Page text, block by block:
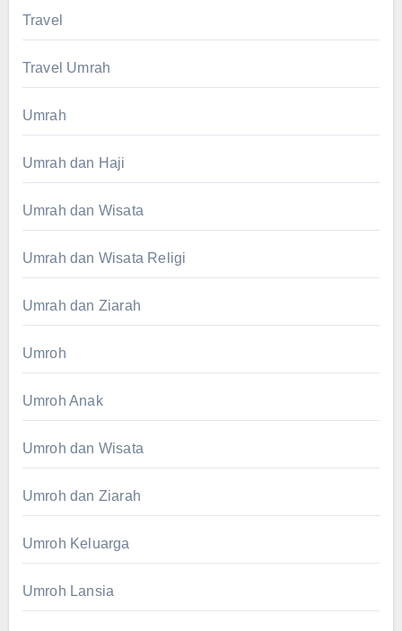
Travel
Travel Umrah
Umrah
Umrah dan Haji
Umrah dan Wisata
Umrah dan Wisata Religi
Umrah dan Ziarah
Umroh
Umroh Anak
Umroh dan Wisata
Umroh dan Ziarah
Umroh Keluarga
Umroh Lansia